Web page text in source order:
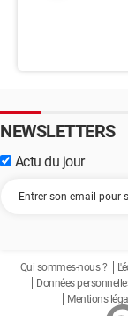
NEWSLETTERS
Actu du jour
Qui sommes-nous ?
Données
Mentions